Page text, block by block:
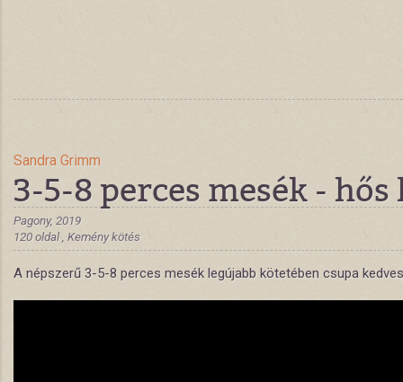
Sandra Grimm
3-5-8 perces mesék -
Pagony, 2019
120 oldal , Kemény kötés
A népszerű 3-5-8 perces mesék legújabb kötetében csupa